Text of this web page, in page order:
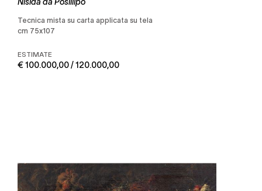
tecnica mista su carta applicata su tela
cm 75x107
ESTIMATE
€ 100.000,00 / 120.000,00